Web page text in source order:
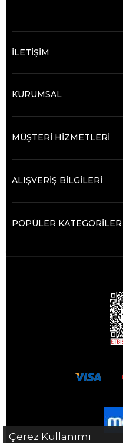
İLETİŞİM
KURUMSAL
MÜŞTERİ HİZMETLERİ
ALIŞVERİŞ BİLGİLERİ
POPÜLER KATEGORİLER
Çerez Kullanımı